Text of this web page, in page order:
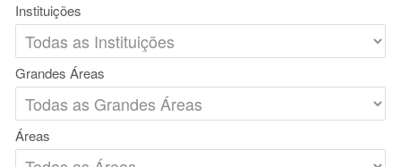
Instituições
Grandes Áreas
Áreas